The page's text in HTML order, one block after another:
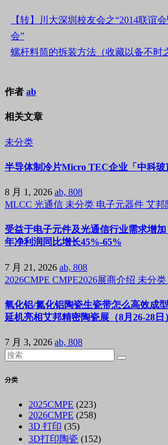
【转】川大深圳校友会之“2014联谊
会”
螺杆料筒的拆装方法（收藏以备不时
作者 ab
相关文章
未分类
半导体制冷片Micro TEC企业「中科
8 月 1, 2026 ab, 808
MLCC 光通信 未分类 电子元器件 艾邦
受益于电子元件及光通信行业需求增
年净利润同比增长45%-65%
7 月 21, 2026 ab, 808
2026CMPE CMPE2026展商介绍 未分类
氧化铝/氮化铝陶瓷生瓷带怎么高效成
延机亮相艾邦精密陶瓷展（8月26-28日
7 月 3, 2026 ab, 808
分类
2025CMPE (223)
2026CMPE (258)
3D 打印 (35)
3D打印陶瓷 (152)